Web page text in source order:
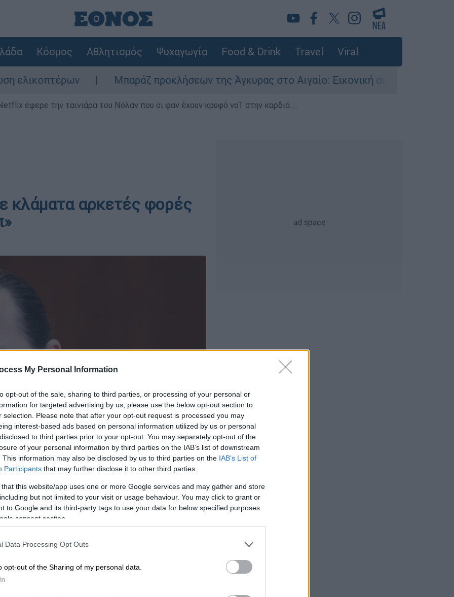
My Personal Information
opt-out of the sale, sharing to third parties, or processing of your personal or
for targeted advertising by us, please use the below opt-out section to
selection. Please note that after your opt-out request is processed you may
interest-based ads based on personal information utilized by us or personal
to third parties prior to your opt-out. You may separately opt-out of the
of your personal information by third parties on the IAB’s list of downstream
This information may also be disclosed by us to third parties on the IAB’s List of
Participants that may further disclose it to other third parties.
that this website/app uses one or more Google services and may gather and store
but not limited to your visit or usage behaviour. You may click to grant or
to Google and its third-party tags to use your data for below specified purposes
consent section.
Data Processing Opt Outs
opt-out of the Sharing of my personal data.
Κόσμος Αθλητισμός Ψυχαγωγία Food & Drink Travel Viral
Μπαράζ προκλήσεων της Άγκυρας στο Αιγαίο: Εικονική αερομαχία ανάμεσα σε
έφερε την ταινιάρα του Νόλαν που οι φαν έχουν κρυφό νο1 στην καρδιά...
κλάματα αρκετές φορές
AP)
Άλισον (Lori Allison)
, μίλησε με σκληρά
Heard
) ένα χρόνο μετά την πολύκροτη
δυσφήμιση.